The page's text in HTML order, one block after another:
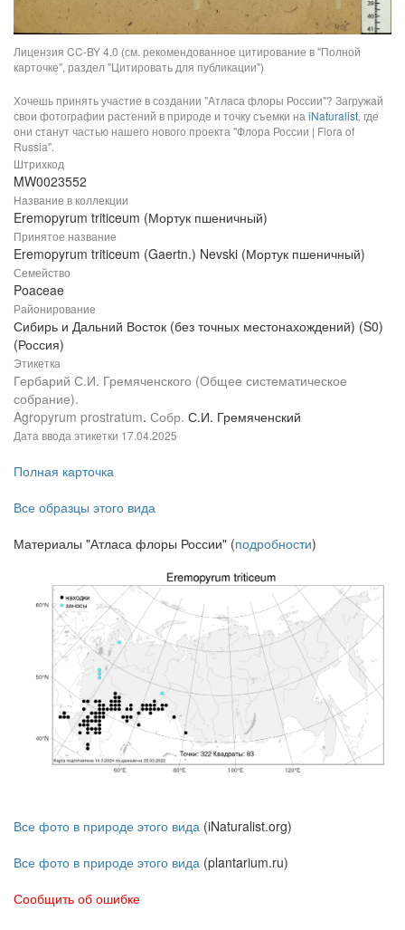
Лицензия CC-BY 4.0 (см. рекомендованное цитирование в "Полной
карточке", раздел "Цитировать для публикации")
Хочешь принять участие в создании "Атласа флоры России"? Загружай
свои фотографии растений в природе и точку съемки наiNaturalist, где
они станут частью нашего нового проекта "Флора России | Flora of
Russia".
Штрихкод
MW0023552
Название в коллекции
Eremopyrum triticeum (Мортук пшеничный)
Принятое название
Eremopyrum triticeum (Gaertn.) Nevski (Мортук пшеничный)
Семейство
Poaceae
Районирование
Сибирь и Дальний Восток (без точных местонахождений) (S0)
(Россия)
Этикетка
Гербарий С.И. Гремяченского (Общее систематическое
собрание).
Agropyrum prostratum. Собр. С.И. Гремяченский
Дата ввода этикетки 17.04.2025
Полная карточка
Все образцы этого вида
Материалы "Атласа флоры России" (подробности)
Все фото в природе этого вида (iNaturalist.org)
Все фото в природе этого вида (plantarium.ru)
Сообщить об ошибке